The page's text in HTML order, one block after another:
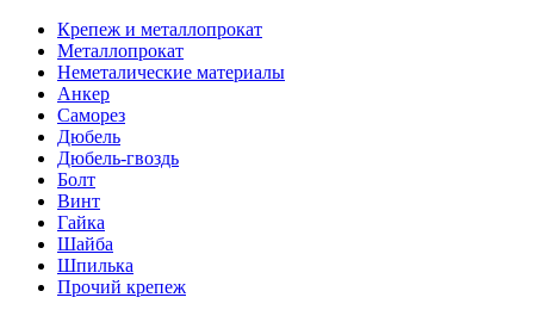
Крепеж и металлопрокат
Металлопрокат
Неметалические материалы
Анкер
Саморез
Дюбель
Дюбель-гвоздь
Болт
Винт
Гайка
Шайба
Шпилька
Прочий крепеж